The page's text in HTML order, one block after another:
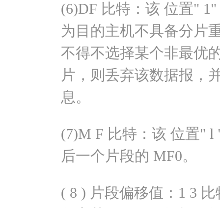
(6)DF 比特：该 位置"
为目的主机不具备分片
不得不选择某个非最优
片，则丢弃该数据报，
息。
(7)M F 比特：该 位置"
后一个片段的 MF0。
( 8 ) 片段偏移值：1 3